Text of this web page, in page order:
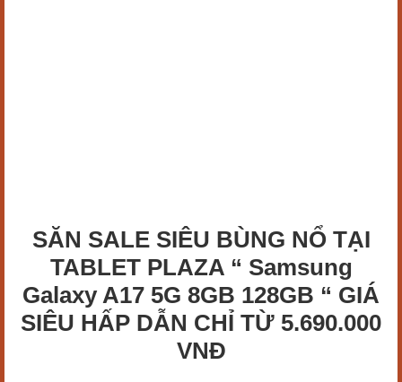
SĂN SALE SIÊU BÙNG NỔ TẠI
TABLET PLAZA “ Samsung
Galaxy A17 5G 8GB 128GB “ GIÁ
SIÊU HẤP DẪN CHỈ TỪ 5.690.000
VNĐ